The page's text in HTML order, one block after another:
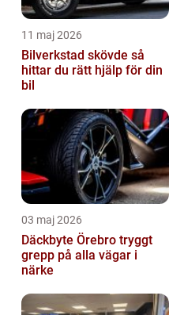
11 maj 2026
Bilverkstad skövde så
hittar du rätt hjälp för din
bil
03 maj 2026
Däckbyte Örebro tryggt
grepp på alla vägar i
närke